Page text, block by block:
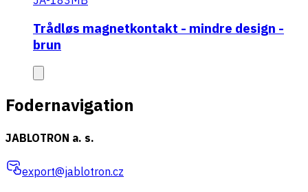
Trådløs magnetkontakt - mindre design -
brun
Fodernavigation
JABLOTRON a. s.
export@jablotron.cz